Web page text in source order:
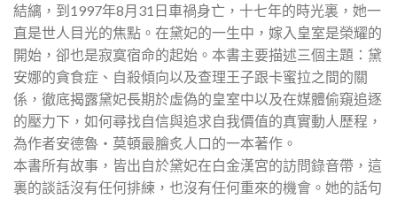
結縭，到1997年8月31日車禍身亡，十七年的時光裏，她一
直是世人目光的焦點。在黛妃的一生中，嫁入皇室是榮耀的
開始，卻也是寂寞宿命的起始。本書主要描述三個主題：黛
安娜的貪食症、自殺傾向以及查理王子跟卡蜜拉之間的關
係，徹底揭露黛妃長期於虛偽的皇室中以及在媒體偷窺追逐
的壓力下，如何尋找自信與追求自我價值的真實動人歷程，
為作者安德魯‧莫頓最膾炙人口的一本著作。
本書所有故事，皆出自於黛妃在白金漢宮的訪問錄音帶，這
裏的談話沒有任何排練，也沒有任何重來的機會。她的話句